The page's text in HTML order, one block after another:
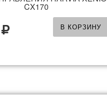
CX170
В КОРЗИНУ